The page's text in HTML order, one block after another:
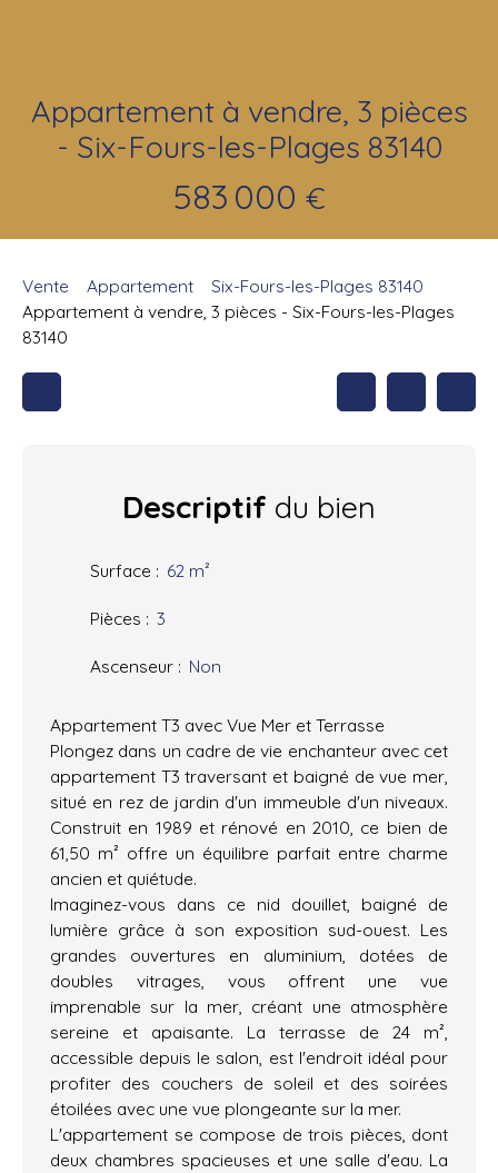
Appartement à vendre, 3 pièces
- Six-Fours-les-Plages 83140
583 000 €
Vente Appartement
Six-Fours-les-Plages 83140
Appartement à vendre, 3 pièces - Six-Fours-les-Plages
83140
Descriptif du bien
Surface : 62 m²
Pièces : 3
Ascenseur : Non
Appartement T3 avec Vue Mer et Terrasse
Plongez dans un cadre de vie enchanteur avec cet
appartement T3 traversant et baigné de vue mer,
situé en rez de jardin d'un immeuble d'un niveaux.
Construit en 1989 et rénové en 2010, ce bien de
61,50 m² offre un équilibre parfait entre charme
ancien et quiétude.
Imaginez-vous dans ce nid douillet, baigné de
lumière grâce à son exposition sud-ouest. Les
grandes ouvertures en aluminium, dotées de
doubles vitrages, vous offrent une vue
imprenable sur la mer, créant une atmosphère
sereine et apaisante. La terrasse de 24 m²,
accessible depuis le salon, est l'endroit idéal pour
profiter des couchers de soleil et des soirées
étoilées avec une vue plongeante sur la mer.
L'appartement se compose de trois pièces, dont
deux chambres spacieuses et une salle d'eau. La